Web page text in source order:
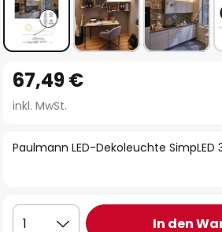
Anfang
der
springen
Paulmann LED-Dekoleuchte SimpLED
67,49 €
inkl. MwSt.
1 In den